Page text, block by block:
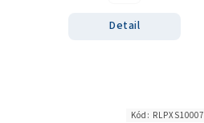
Detail
Kód: RLPXS10007